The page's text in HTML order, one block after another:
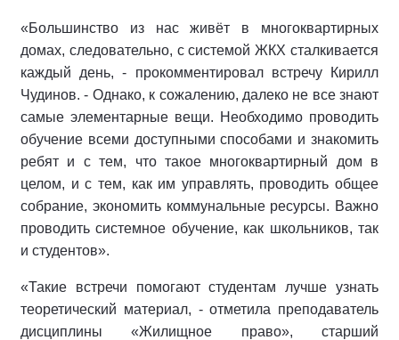
«Большинство из нас живёт в многоквартирных
домах, следовательно, с системой ЖКХ сталкивается
каждый день, - прокомментировал встречу Кирилл
Чудинов. - Однако, к сожалению, далеко не все знают
самые элементарные вещи. Необходимо проводить
обучение всеми доступными способами и знакомить
ребят и с тем, что такое многоквартирный дом в
целом, и с тем, как им управлять, проводить общее
собрание, экономить коммунальные ресурсы. Важно
проводить системное обучение, как школьников, так
и студентов».
«Такие встречи помогают студентам лучше узнать
теоретический материал, - отметила преподаватель
дисциплины «Жилищное право», старший